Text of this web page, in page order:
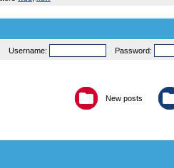
Username: Password:
New posts